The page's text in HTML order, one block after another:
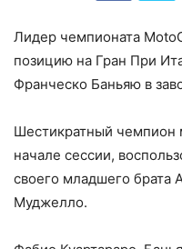
Лидер чемпионата
позицию на Гран При
Франческо Баньяю в
Шестикратный чемпион
начале сессии,
своего младшего брата
Муджелло.